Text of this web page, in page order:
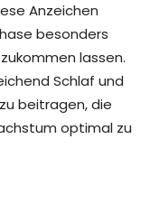
Anzeichen
besonders
lassen.
Schlaf und
beitragen, die
optimal zu